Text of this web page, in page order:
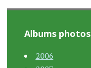
Albums photos
2006